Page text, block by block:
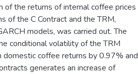
of the returns of internal coffee prices
of the C Contract and the TRM,
models, was carried out. The
conditional volatility of the TRM
coffee returns by 0.97% and
generates an increase of